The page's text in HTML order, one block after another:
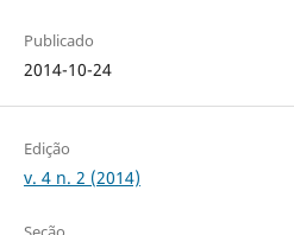
Publicado
2014-10-24
Edição
v. 4 n. 2 (2014)